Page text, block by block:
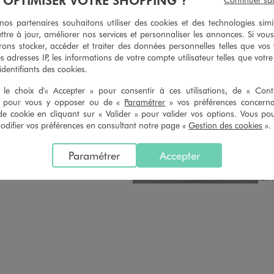
du ticket de caisse, dans tous les
simple demande. Voir conditions
MAGASIN CHOISI
CHOISIR CE MAGASIN
VOIR LA FICHE
Distance :
19.2 Km
partenaires souhaitons utiliser des cookies et des technologies
à jour, améliorer nos services et personnaliser les annonces. Si
stocker, accéder et traiter des données personnelles telles que vos
adresses IP, les informations de votre compte utilisateur telles que
des cookies.
le choix d'« Accepter » pour consentir à ces utilisations, de «
pour vous y opposer ou de « Paramétrer » vos préférences
cookie en cliquant sur « Valider » pour valider vos options. Vous
vos préférences en consultant notre page « Gestion des cookies ».
Accepter
Paramétrer